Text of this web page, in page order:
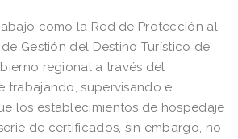
como la Red de Protección al
Gestión del Destino Turístico de
regional a través del
trabajando, supervisando e
los establecimientos de hospedaje
de certificados, sin embargo, no